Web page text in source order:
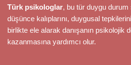
Türk psikologlar, bu tür duygu durum
düşünce kalıplarını, duygusal
birlikte ele alarak danışanın psikolojik
kazanmasına yardımcı olur.